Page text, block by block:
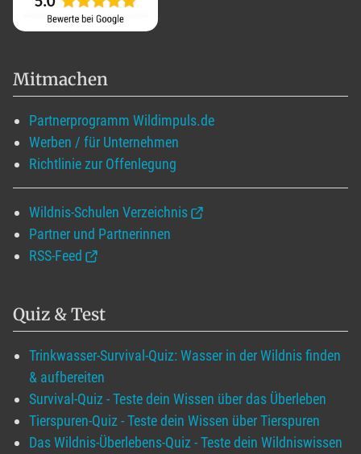
Mitmachen
Partnerprogramm Wildimpuls.de
Werben / für Unternehmen
Richtlinie zur Offenlegung
Wildnis-Schulen Verzeichnis
Partner und Partnerinnen
RSS-Feed
Quiz & Test
Trinkwasser-Survival-Quiz: Wasser in der Wildnis finden
& aufbereiten
Survival-Quiz - Teste dein Wissen über das Überleben
Tierspuren-Quiz - Teste dein Wissen über Tierspuren
Das Wildnis-Überlebens-Quiz - Teste dein Wildniswissen